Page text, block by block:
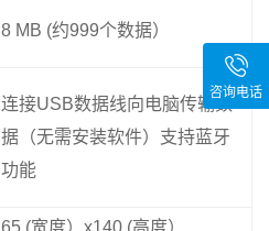
8 MB (约999个数据）
连接USB数据线向电脑传输数
据（无需安装软件）支持蓝牙
功能
65 (宽度）x140 (高度）
咨询电话